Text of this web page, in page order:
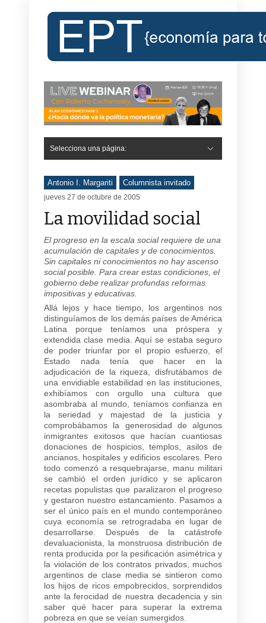
Selecciona una página:
Antonio I. Margariti Columnista invitado
jueves 27 de octubre de 2005
La movilidad social
El progreso en la escala social requiere de una
acumulación de capitales y de conocimientos.
Sin capitales ni conocimientos no hay ascenso
social posible. Para crear estas condiciones, el
gobierno debe realizar profundas reformas
impositivas y educativas.
Allá lejos y hace tiempo, los argentinos nos
distinguíamos de los demás países de América
Latina porque teníamos una próspera y
extendida clase media. Aquí se estaba seguro
de poder triunfar por el propio esfuerzo, el
Estado nada tenía que hacer en la
adjudicación de la riqueza, disfrutábamos de
una envidiable estabilidad en las instituciones,
exhibíamos con orgullo una cultura que
asombraba al mundo, teníamos confianza en
la seriedad y majestad de la justicia y
comprobábamos la generosidad de algunos
inmigrantes exitosos que hacían cuantiosas
donaciones de hospicios, templos, asilos de
ancianos, hospitales y edificios escolares. Pero
todo comenzó a resquebrajarse, manu militari
se cambió el orden jurídico y se aplicaron
recetas populistas que paralizaron el progreso
y gestaron nuestro estancamiento. Pasamos a
ser el único país en el mundo contemporáneo
cuya economía se retrogradaba en lugar de
desarrollarse. Después de la catástrofe
devaluacionista, la monstruosa distribución de
renta producida por la pesificación asimétrica y
la violación de los contratos privados, muchos
argentinos de clase media se sintieron como
los hijos de ricos empobrecidos, sorprendidos
ante la ferocidad de nuestra decadencia y sin
saber qué hacer para superar la extrema
pobreza en que se veían sumergidos.